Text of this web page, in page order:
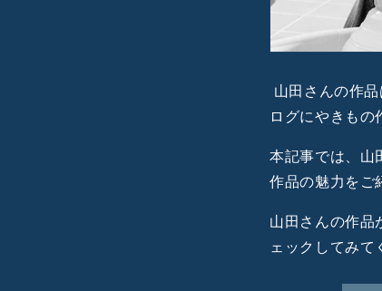
山田さんの作
ログにやきもの
本記事では、山
作品の魅力をご
山田さんの作品
ェックしてみて